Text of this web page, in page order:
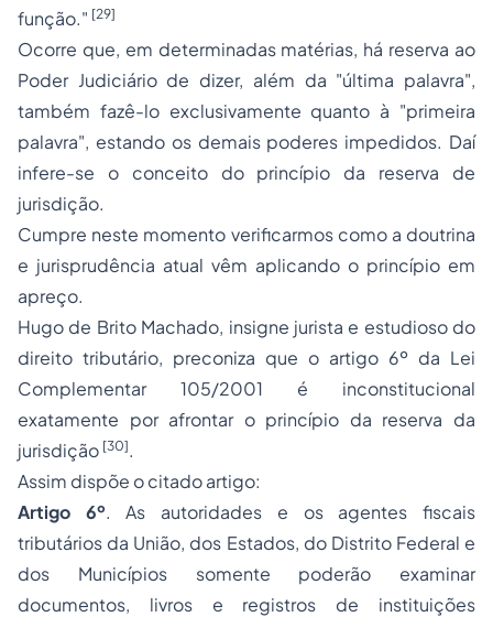
função." [29]
Ocorre que, em determinadas matérias, há reserva ao
Poder Judiciário de dizer, além da "última palavra",
também fazê-lo exclusivamente quanto à "primeira
palavra", estando os demais poderes impedidos. Daí
infere-se o conceito do princípio da reserva de
jurisdição.
Cumpre neste momento verificarmos como a doutrina
e jurisprudência atual vêm aplicando o princípio em
apreço.
Hugo de Brito Machado, insigne jurista e estudioso do
direito tributário, preconiza que o artigo 6º da Lei
Complementar 105/2001 é inconstitucional
exatamente por afrontar o princípio da reserva da
jurisdição [30].
Assim dispõe o citado artigo:
Artigo 6º. As autoridades e os agentes fiscais
tributários da União, dos Estados, do Distrito Federal e
dos Municípios somente poderão examinar
documentos, livros e registros de instituições